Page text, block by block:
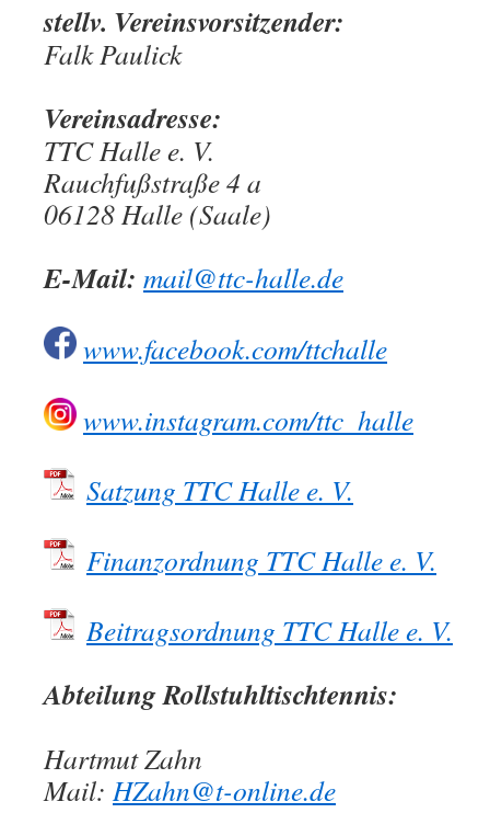
stellv. Vereinsvorsitzender:
Falk Paulick
Vereinsadresse:
TTC Halle e. V.
Rauchfußstraße 4 a
06128 Halle (Saale)
E-Mail: mail@ttc-halle.de
www.facebook.com/ttchalle
www.instagram.com/ttc_halle
Satzung TTC Halle e. V.
Finanzordnung TTC Halle e. V.
Beitragsordnung TTC Halle e. V.
Abteilung Rollstuhltischtennis:
Hartmut Zahn
Mail:HZahn@t-online.de